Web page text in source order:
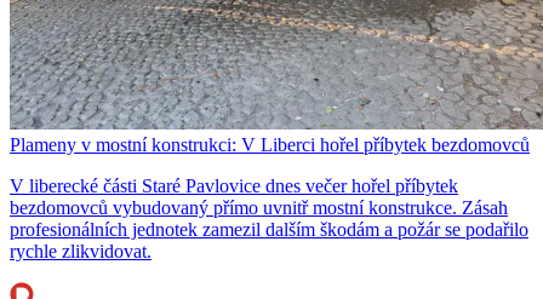
Plameny v mostní konstrukci: V Liberci hořel příbytek bezdomovců
V liberecké části Staré Pavlovice dnes večer hořel příbytek
bezdomovců vybudovaný přímo uvnitř mostní konstrukce. Zásah
profesionálních jednotek zamezil dalším škodám a požár se podařilo
rychle zlikvidovat.